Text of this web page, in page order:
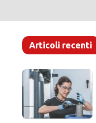
Articoli recenti